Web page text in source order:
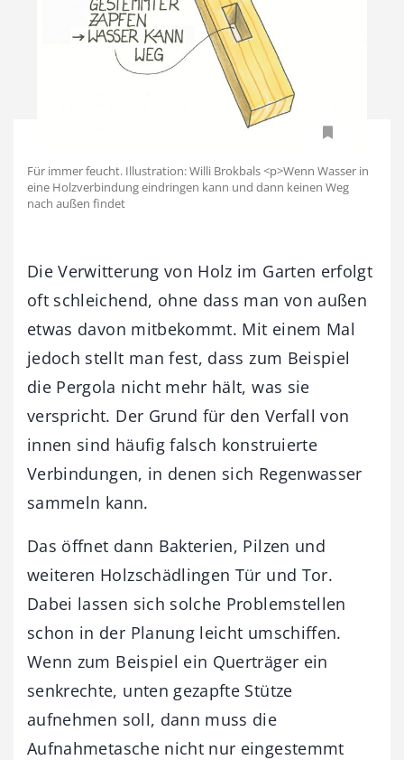
Für immer feucht. Illustration: Willi Brokbals <p>Wenn Wasser in
eine Holzverbindung eindringen kann und dann keinen Weg
nach außen findet
Die Verwitterung von Holz im Garten erfolgt
oft schleichend, ohne dass man von außen
etwas davon mitbekommt. Mit einem Mal
jedoch stellt man fest, dass zum Beispiel
die Pergola nicht mehr hält, was sie
verspricht. Der Grund für den Verfall von
innen sind häufig falsch konstruierte
Verbindungen, in denen sich Regenwasser
sammeln kann.
Das öffnet dann Bakterien, Pilzen und
weiteren Holzschädlingen Tür und Tor.
Dabei lassen sich solche Problemstellen
schon in der Planung leicht umschiffen.
Wenn zum Beispiel ein Querträger ein
senkrechte, unten gezapfte Stütze
aufnehmen soll, dann muss die
Aufnahmetasche nicht nur eingestemmt